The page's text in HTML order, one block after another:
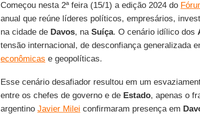
Começou nesta 2ª feira (15/1) a edição 2024 do
anual que reúne líderes políticos, empresários,
na cidade de Davos, na Suíça. O cenário idílico dos
tensão internacional, de desconfiança generalizada
econômicas e geopolíticas.
Esse cenário desafiador resultou em um
entre os chefes de governo e de Estado, apenas o
argentino Javier Milei confirmaram presença em